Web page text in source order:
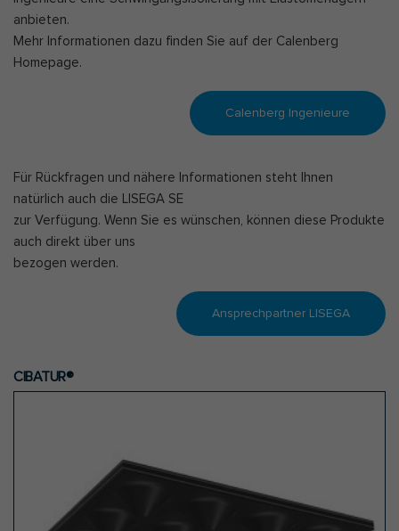
anbieten.
Mehr Informationen dazu finden Sie auf der Calenberg
Homepage.
Calenberg Ingenieure
Für Rückfragen und nähere Informationen steht Ihnen
natürlich auch die LISEGA SE
zur Verfügung. Wenn Sie es wünschen, können diese Produkte
auch direkt über uns
bezogen werden.
Ansprechpartner LISEGA
CIBATUR®